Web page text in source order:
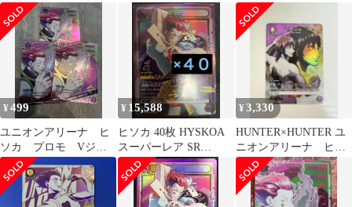
ソカ パラレル R⭐︎
Vol.2 UAPR/HTR-2-024
UR ヒソカ
(WINNERver.) 未開封
ソカ まとめ売り
¥499
ユニオンアリーナ ヒ
ソカ プロモ Vジャ
ンプ 12月号 特典 付
録 3枚セット
¥ 15,588
ヒソカ 40枚 HYSKOA
スーパーレア SR
HUNTER×HUNTER
¥3,330
HUNTER×HUNTER ユ
ニオンアリーナ ヒソ
カ パラレル R⭐︎